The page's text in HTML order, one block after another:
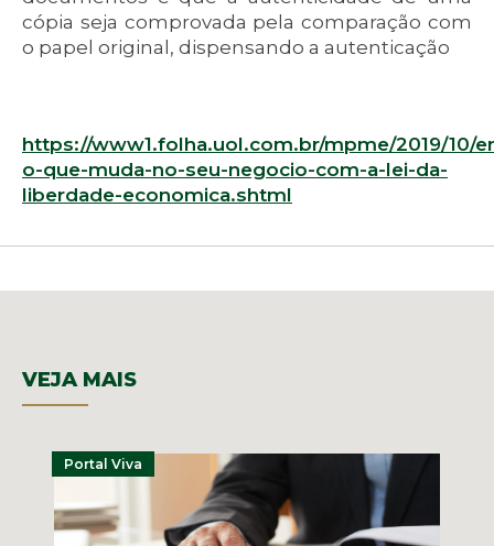
cópia seja comprovada pela comparação com
o papel original, dispensando a autenticação
https://www1.folha.uol.com.br/mpme/2019/10/
o-que-muda-no-seu-negocio-com-a-lei-da-
liberdade-economica.shtml
VEJA MAIS
Portal Viva